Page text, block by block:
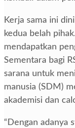
Kerja sama ini
kedua belah
mendapatkan
Sementara bagi
sarana untuk
manusia (SDM)
akademisi dan
“Dengan adanya